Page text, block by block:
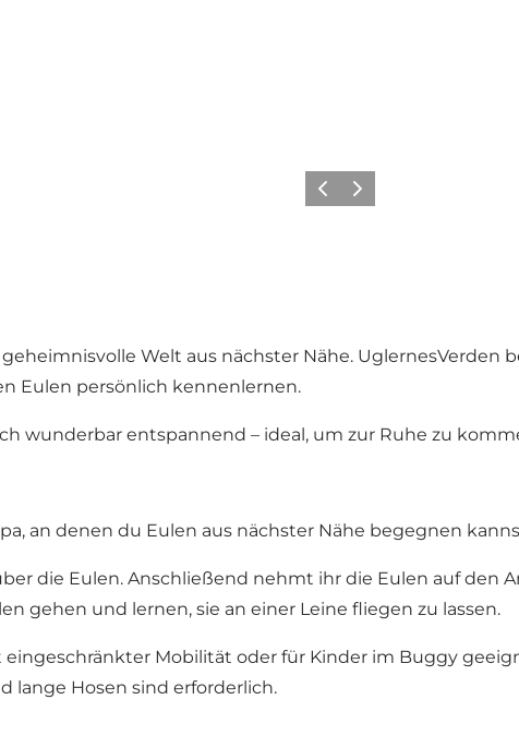
Vorherige Folie
Nächste Folie
Welt aus nächster Nähe. UglernesVerden
Eulen persönlich kennenlernen.
wunderbar entspannend – ideal, um zur Ruhe zu
an denen du Eulen aus nächster Nähe begegnen
die Eulen. Anschließend nehmt ihr die Eulen auf den
gehen und lernen, sie an einer Leine fliegen zu lassen.
Mobilität oder für Kinder im Buggy
lange Hosen sind erforderlich.